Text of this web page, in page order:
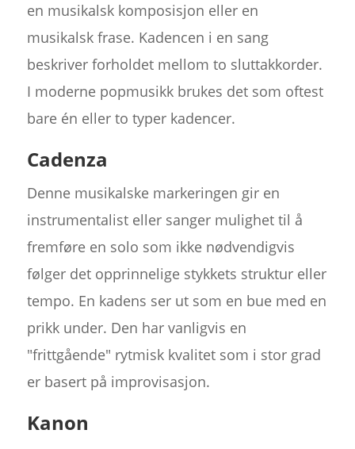
en musikalsk komposisjon eller en
musikalsk frase. Kadencen i en sang
beskriver forholdet mellom to sluttakkorder.
I moderne popmusikk brukes det som oftest
bare én eller to typer kadencer.
Cadenza
Denne musikalske markeringen gir en
instrumentalist eller sanger mulighet til å
fremføre en solo som ikke nødvendigvis
følger det opprinnelige stykkets struktur eller
tempo. En kadens ser ut som en bue med en
prikk under. Den har vanligvis en
"frittgående" rytmisk kvalitet som i stor grad
er basert på improvisasjon.
Kanon